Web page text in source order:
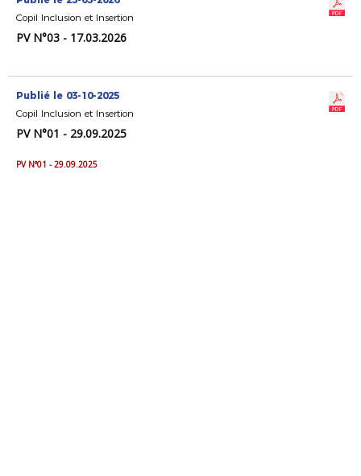
Copil Inclusion et Insertion
PV N°03 - 17.03.2026
Publié le 03-10-2025
Copil Inclusion et Insertion
PV N°01 - 29.09.2025
PV N°01 - 29.09.2025